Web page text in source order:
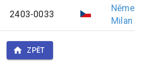
2403-0033
Němec
Milan
ZPĚT